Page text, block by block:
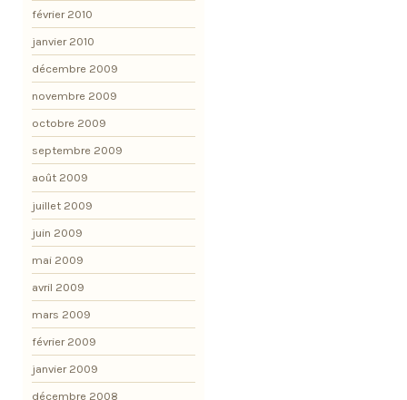
février 2010
janvier 2010
décembre 2009
novembre 2009
octobre 2009
septembre 2009
août 2009
juillet 2009
juin 2009
mai 2009
avril 2009
mars 2009
février 2009
janvier 2009
décembre 2008